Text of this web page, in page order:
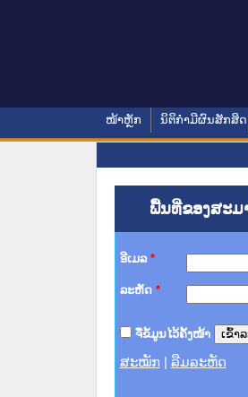
ໜ້າຫຼັກ ນິຕິກໍາມີຜົນສັກສິດ
ພື້ນທີ່ຂອງສະມ
ອີເມລ *
ລະຫັດ *
ຈື່ຂໍ້ມູນໄວ້ຄັ້ງໜ້າ
ສະໝັກ ລືມລະຫັດ